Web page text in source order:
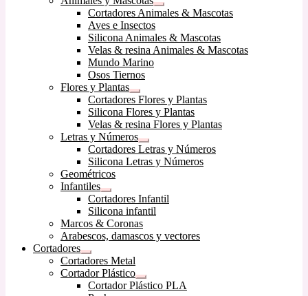
Expandir
el
hijo
Cortadores Animales & Mascotas
Aves e Insectos
Silicona Animales & Mascotas
Velas & resina Animales & Mascotas
Mundo Marino
Osos Tiernos
Flores y Plantas
Expandir
el
menú
hijo
Cortadores Flores y Plantas
Silicona Flores y Plantas
Velas & resina Flores y Plantas
Letras y Números
Expandir
el
menú
Cortadores Letras y Números
Silicona Letras y Números
Geométricos
Infantiles
Expandir
el
menú
hijo
Cortadores Infantil
Silicona infantil
Marcos & Coronas
Arabescos, damascos y vectores
Cortadores
Expandir
el
menú
hijo
Cortadores Metal
Cortador Plástico
Expandir
el
Cortador Plástico PLA